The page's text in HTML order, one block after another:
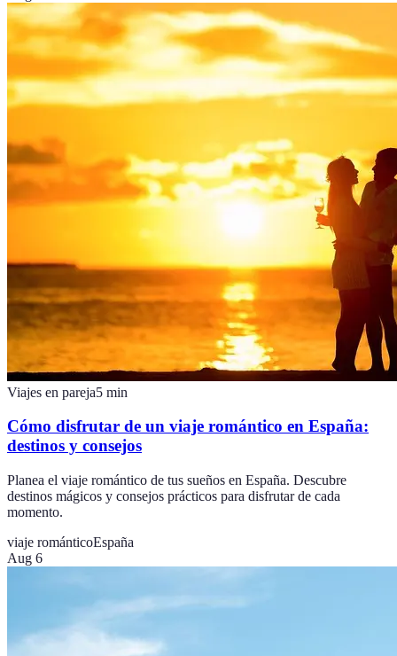
Viajes en pareja5 min
Cómo disfrutar de un viaje romántico en España:
destinos y consejos
Planea el viaje romántico de tus sueños en España. Descubre
destinos mágicos y consejos prácticos para disfrutar de cada
momento.
viaje románticoEspaña
Aug 6